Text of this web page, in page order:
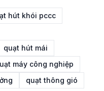
hút khói pccc
quạt hút mái
máy công nghiệp
quạt thông gió